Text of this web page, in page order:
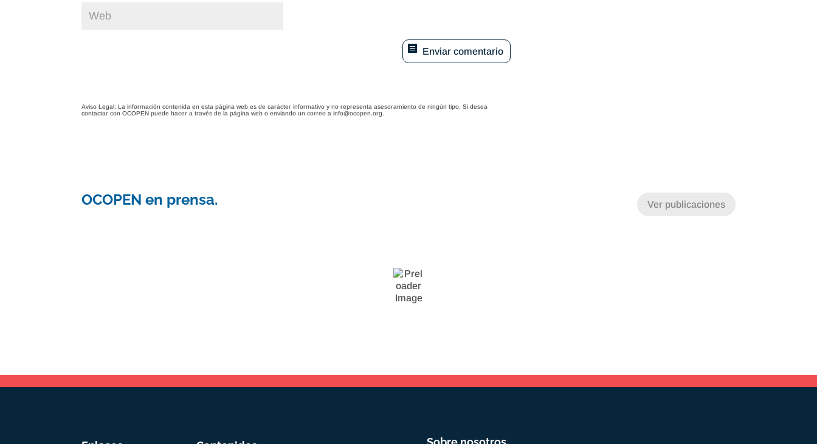
Enviar comentario
Aviso Legal: La información contenida en esta página web es de carácter informativo y no representa asesoramiento de ningún tipo. Si desea
contactar con OCOPEN puede hacer a través de la página web o enviando un correo a info@ocopen.org.
OCOPEN en prensa. Ver publicaciones